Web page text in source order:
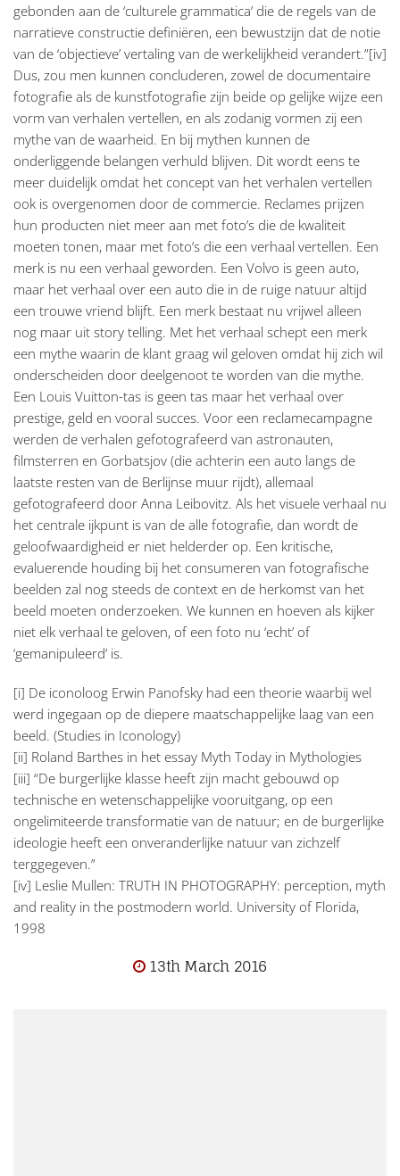
gebonden aan de ‘culturele grammatica’ die de regels van de
narratieve constructie definiëren, een bewustzijn dat de notie
van de ‘objectieve’ vertaling van de werkelijkheid verandert.”[iv]
Dus, zou men kunnen concluderen, zowel de documentaire
fotografie als de kunstfotografie zijn beide op gelijke wijze een
vorm van verhalen vertellen, en als zodanig vormen zij een
mythe van de waarheid. En bij mythen kunnen de
onderliggende belangen verhuld blijven. Dit wordt eens te
meer duidelijk omdat het concept van het verhalen vertellen
ook is overgenomen door de commercie. Reclames prijzen
hun producten niet meer aan met foto’s die de kwaliteit
moeten tonen, maar met foto’s die een verhaal vertellen. Een
merk is nu een verhaal geworden. Een Volvo is geen auto,
maar het verhaal over een auto die in de ruige natuur altijd
een trouwe vriend blijft. Een merk bestaat nu vrijwel alleen
nog maar uit story telling. Met het verhaal schept een merk
een mythe waarin de klant graag wil geloven omdat hij zich wil
onderscheiden door deelgenoot te worden van die mythe.
Een Louis Vuitton-tas is geen tas maar het verhaal over
prestige, geld en vooral succes. Voor een reclamecampagne
werden de verhalen gefotografeerd van astronauten,
filmsterren en Gorbatsjov (die achterin een auto langs de
laatste resten van de Berlijnse muur rijdt), allemaal
gefotografeerd door Anna Leibovitz. Als het visuele verhaal nu
het centrale ijkpunt is van de alle fotografie, dan wordt de
geloofwaardigheid er niet helderder op. Een kritische,
evaluerende houding bij het consumeren van fotografische
beelden zal nog steeds de context en de herkomst van het
beeld moeten onderzoeken. We kunnen en hoeven als kijker
niet elk verhaal te geloven, of een foto nu ‘echt’ of
‘gemanipuleerd’ is.
[i] De iconoloog Erwin Panofsky had een theorie waarbij wel
werd ingegaan op de diepere maatschappelijke laag van een
beeld. (Studies in Iconology)
[ii] Roland Barthes in het essay Myth Today in Mythologies
[iii] “De burgerlijke klasse heeft zijn macht gebouwd op
technische en wetenschappelijke vooruitgang, op een
ongelimiteerde transformatie van de natuur; en de burgerlijke
ideologie heeft een onveranderlijke natuur van zichzelf
terggegeven.”
[iv] Leslie Mullen: TRUTH IN PHOTOGRAPHY: perception, myth
and reality in the postmodern world. University of Florida,
1998
13th March 2016